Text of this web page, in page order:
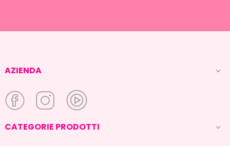
AZIENDA 
CATEGORIE PRODOTTI 